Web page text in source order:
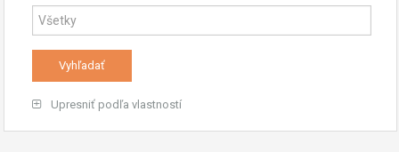
Upresniť podľa vlastností